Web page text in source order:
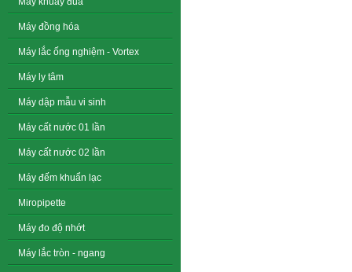
Máy đồng hóa
Máy lắc ống nghiệm - Vortex
Máy ly tâm
Máy dập mẫu vi sinh
Máy cất nước 01 lần
Máy cất nước 02 lần
Máy đếm khuẩn lạc
Miropipette
Máy đo độ nhớt
Máy lắc tròn - ngang